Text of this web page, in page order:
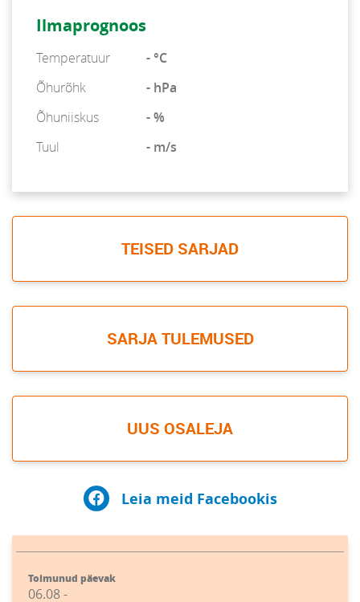
Ilmaprognoos
Temperatuur
- °C
Õhurõhk
- hPa
Õhuniiskus
- %
Tuul
- m/s
TEISED SARJAD
SARJA TULEMUSED
UUS OSALEJA
Leia meid Facebookis
Toimunud päevak
06.08 -